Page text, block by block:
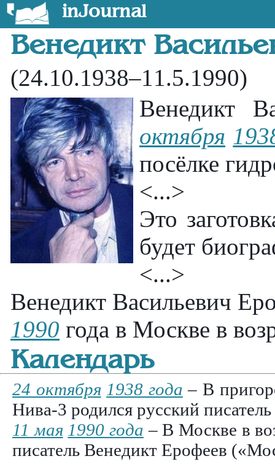
inJournal
Венедикт
(24.10.1938–11.5.1990)
Венедикт
октября
посёлке
<...>
Это
будет
<...>
Венедикт Васильевич
1990 года в Москве в
Календарь
24 октября 1938 года – В
Нива-3 родился русский
11 мая 1990 года – В Москве в
писатель Венедикт Ерофеев